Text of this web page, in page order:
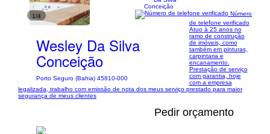
1/4
Wesley Da Silva
Conceição
Porto Seguro (Bahia) 45810-000
Número
de telefone verificado
Atuo à 25 anos no
ramo de construção
de imóveis, como
também em pinturas,
carpintaria e
encanamento.
Prestação de serviço
com garantia, hoje
com a empresa
legalizada, trabalho com emissão de nota dos meus serviço prestado para maior
segurança de meus clientes
Pedir orçamento